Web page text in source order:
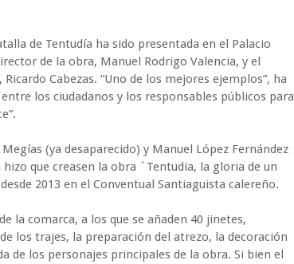
de Tentudía ha sido presentada en el Palacio
de la obra, Manuel Rodrigo Valencia, y el
Cabezas. “Uno de los mejores ejemplos”, ha
los ciudadanos y los responsables públicos para
(ya desaparecido) y Manuel López Fernández
que creasen la obra ´Tentudia, la gloria de un
2013 en el Conventual Santiaguista calereño.
la comarca, a los que se añaden 40 jinetes,
los trajes, la preparación del atrezo, la decoración
de los personajes principales de la obra. Si bien el